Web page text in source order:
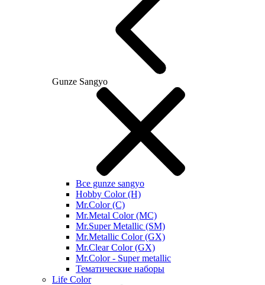
Gunze Sangyo
Все gunze sangyo
Hobby Color (H)
Mr.Color (C)
Mr.Metal Color (MC)
Mr.Super Metallic (SM)
Mr.Metallic Color (GX)
Mr.Clear Color (GX)
Mr.Color - Super metallic
Тематические наборы
Life Color